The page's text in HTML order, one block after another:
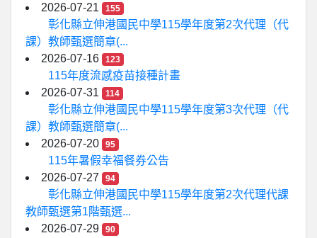
2026-07-21
155
彰化縣立伸港國民中學115學年度第2次代理（代
課）教師甄選簡章(...
2026-07-16
123
115年度流感疫苗接種計畫
2026-07-31
114
彰化縣立伸港國民中學115學年度第3次代理（代
課）教師甄選簡章(...
2026-07-20
95
115年暑假幸福餐券公告
2026-07-27
94
彰化縣立伸港國民中學115學年度第2次代理代課
教師甄選第1階甄選...
2026-07-29
90